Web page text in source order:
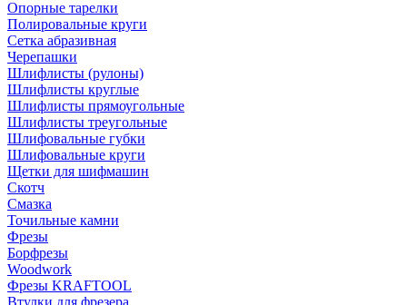
Опорные тарелки
Полировальные круги
Сетка абразивная
Черепашки
Шлифлисты (рулоны)
Шлифлисты круглые
Шлифлисты прямоугольные
Шлифлисты треугольные
Шлифовальные губки
Шлифовальные круги
Щетки для шифмашин
Скотч
Смазка
Точильные камни
Фрезы
Борфрезы
Woodwork
Фрезы KRAFTOOL
Втулки для фрезера